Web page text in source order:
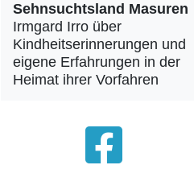
Sehnsuchtsland Masuren
Irmgard Irro über
Kindheitserinnerungen und
eigene Erfahrungen in der
Heimat ihrer Vorfahren